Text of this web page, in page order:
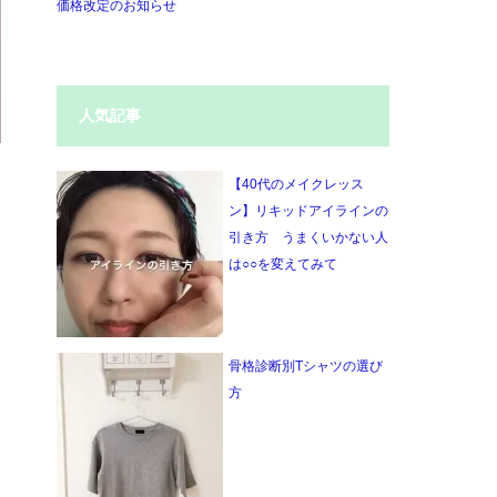
価格改定のお知らせ
人気記事
【40代のメイクレッス
ン】リキッドアイラインの
引き方 うまくいかない人
は○○を変えてみて
骨格診断別Tシャツの選び
方